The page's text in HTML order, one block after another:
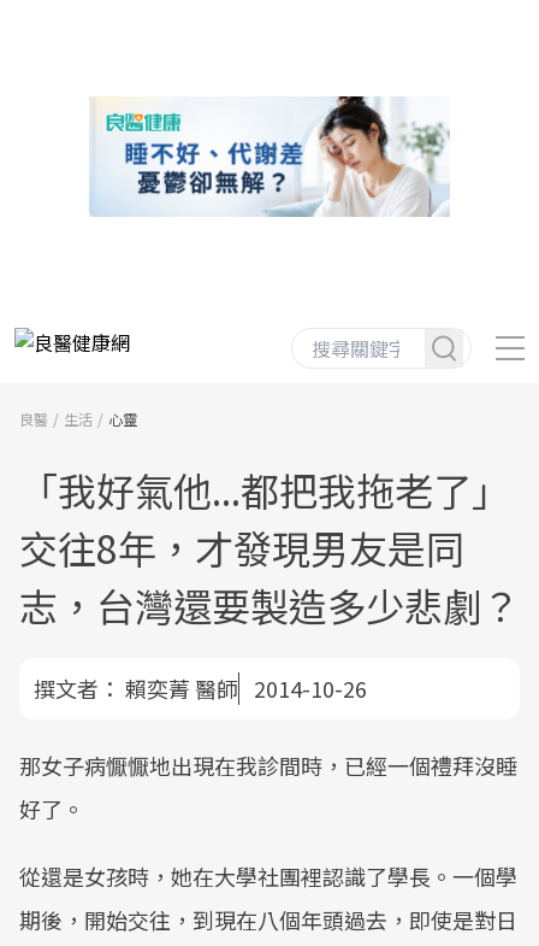
良醫 生活 心靈
「我好氣他...都把我拖老了」
交往8年，才發現男友是同
志，台灣還要製造多少悲劇？
撰文者： 賴奕菁 醫師 2014-10-26
那女子病懨懨地出現在我診間時，已經一個禮拜沒睡
好了。
從還是女孩時，她在大學社團裡認識了學長。一個學
期後，開始交往，到現在八個年頭過去，即使是對日